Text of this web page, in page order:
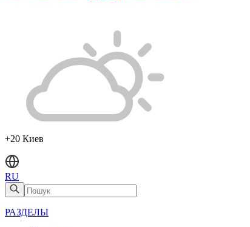
+20 Киев
RU
РАЗДЕЛЫ